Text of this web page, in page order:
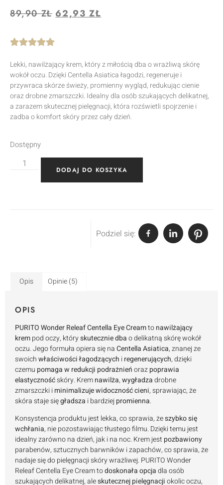
89,90ZŁ 62,93ZŁ
Lekki, nawilżający krem, który z miłością dba o wrażliwą skórę
wokół oczu. Dzięki Centella Asiatica łagodzi, regeneruje i
przywraca skórze świeży, promienny wygląd, redukując cienie
oraz drobne zmarszczki. Idealny dla osób szukających delikatnej,
a zarazem skutecznej pielęgnacji, która rozświetli spojrzenie i
zadba o komfort skóry przez cały dzień.
Dostępny
DODAJ DO KOSZYKA
Podziel się:
Opis Opinie (5)
OPIS
PURITO Wonder Releaf Centella Eye Creamtonawilżający
krempod oczy, któryskutecznie dbao delikatną skórę wokół
oczu. Jego formuła opiera się naCentella Asiatica, znanej ze
swoichwłaściwości łagodzących iregenerujących, dzięki
czemu pomaga w redukcji podrażnieńorazpoprawia
elastycznośćskóry. Kremnawilża,wygładzadrobne
zmarszczki iminimalizuje widoczność cieni, sprawiając, że
skóra staje sięgładsza i bardziej promienna.
Konsystencja produktu jest lekka, co sprawia, żeszybko się
wchłania, nie pozostawiając tłustego filmu. Dzięki temu jest
idealny zarówno na dzień, jak i na noc. Krem jest pozbawiony
parabenów, sztucznych barwników i zapachów, co sprawia, że
nadaje się do pielęgnacji skóry wrażliwej. PURITO Wonder
Releaf Centella Eye Cream todoskonała opcjadla osób
szukających delikatnej, aleskutecznej pielęgnacjiokolic oczu,